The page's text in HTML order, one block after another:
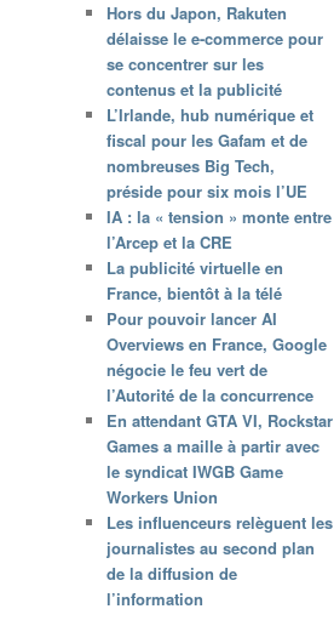
Hors du Japon, Rakuten
délaisse le e-commerce pour
se concentrer sur les
contenus et la publicité
L’Irlande, hub numérique et
fiscal pour les Gafam et de
nombreuses Big Tech,
préside pour six mois l’UE
IA : la « tension » monte entre
l’Arcep et la CRE
La publicité virtuelle en
France, bientôt à la télé
Pour pouvoir lancer AI
Overviews en France, Google
négocie le feu vert de
l’Autorité de la concurrence
En attendant GTA VI, Rockstar
Games a maille à partir avec
le syndicat IWGB Game
Workers Union
Les influenceurs relèguent les
journalistes au second plan
de la diffusion de
l’information